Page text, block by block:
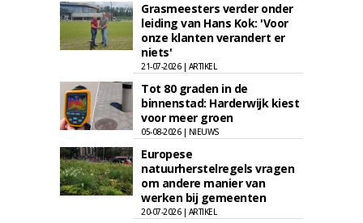
Grasmeesters verder onder
leiding van Hans Kok: 'Voor
onze klanten verandert er
niets'
21-07-2026 | ARTIKEL
Tot 80 graden in de
binnenstad: Harderwijk kiest
voor meer groen
05-08-2026 | NIEUWS
Europese
natuurherstelregels vragen
om andere manier van
werken bij gemeenten
20-07-2026 | ARTIKEL